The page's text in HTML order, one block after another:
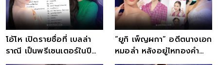
โอ้โห เปิดรายชื่อที่ เบลล่า
ราณี เป็นพรีเซนเตอร์ในปี
2566 สมเป็นตัวท็อปจริงๆ
“ยูกิ เพ็ญผกา” อดีตนางเอก
หมอลำ หลังอยู่ไหทองคำ
งานพรีเซ็นเตอร์เข้ารัวๆ